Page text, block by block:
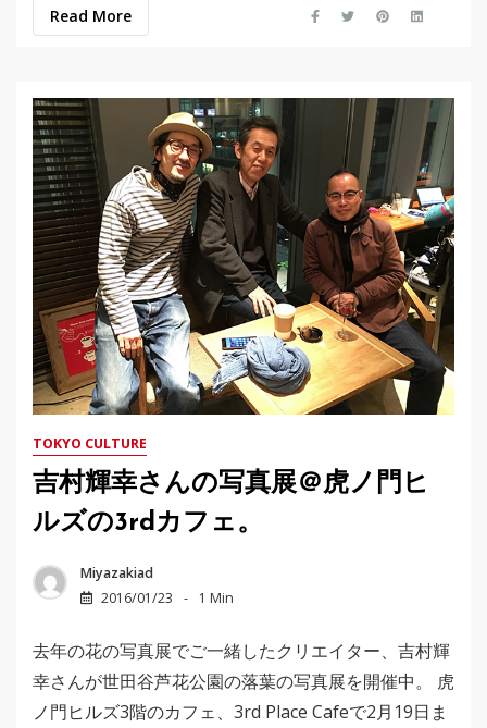
Read More
TOKYO CULTURE
吉村輝幸さんの写真展＠虎ノ門ヒ
ルズの3rdカフェ。
Miyazakiad
2016/01/23
1 Min
去年の花の写真展でご一緒したクリエイター、吉村輝
幸さんが世田谷芦花公園の落葉の写真展を開催中。 虎
ノ門ヒルズ3階のカフェ、3rd Place Cafeで2月19日ま